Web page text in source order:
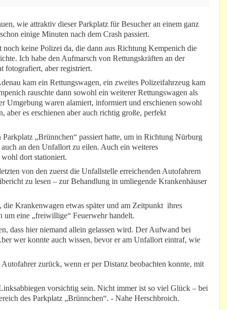
wie attraktiv dieser Parkplatz für Besucher an einem ganz
einige Minuten nach dem Crash passiert.
noch keine Polizei da, die dann aus Richtung Kempenich die
Ich habe den Aufmarsch von Rettungskräften an der
fotografiert, aber registriert.
kam ein Rettungswagen, ein zweites Polizeifahrzeug kam
rauschte dann sowohl ein weiterer Rettungswagen als
Umgebung waren alamiert, informiert und erschienen sowohl
es erschienen aber auch richtig große, perfekt
„Brünnchen“ passiert hatte, um in Richtung Nürburg
an den Unfallort zu eilen. Auch ein weiteres
dort stationiert.
von den zuerst die Unfallstelle erreichenden Autofahrern
zu lesen – zur Behandlung in umliegende Krankenhäuser
Krankenwagen etwas später und am Zeitpunkt ihres
um eine „freiwillige“ Feuerwehr handelt.
dass hier niemand allein gelassen wird. Der Aufwand bei
wer konnte auch wissen, bevor er am Unfallort eintraf, wie
zurück, wenn er per Distanz beobachten konnte, mit
vorsichtig sein. Nicht immer ist so viel Glück – bei
des Parkplatz „Brünnchen“. - Nahe Herschbroich.